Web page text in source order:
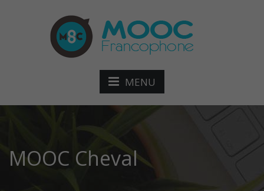
MENU
MOOC Cheval